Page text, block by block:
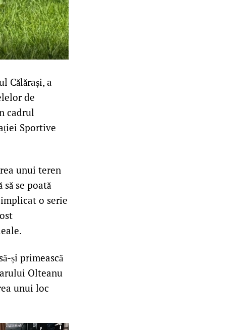
Călărași, a
de
cadrul
Sportive
unui teren
se poată
o serie
și primească
Olteanu
unui loc